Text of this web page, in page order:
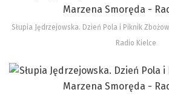
Słupia Jędrzejowska. Dzień Pola i Piknik
Radio Kielce